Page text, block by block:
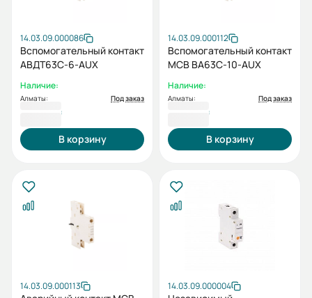
14.03.09.000086
Вспомогательный контакт
АВДТ63C-6-AUX
Наличие:
Алматы: Под заказ
В корзину
14.03.09.000112
Вспомогательный контакт
MCB BA63C-10-AUX
Наличие:
Алматы: Под заказ
В корзину
14.03.09.000113 14.03.09.000004